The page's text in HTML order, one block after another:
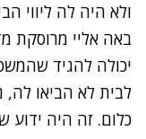
ולא היה לה ליווי
באה אליי מרוסקת
יכולה להגיד
לבית לא הביאו
כלום. זה היה ידוע